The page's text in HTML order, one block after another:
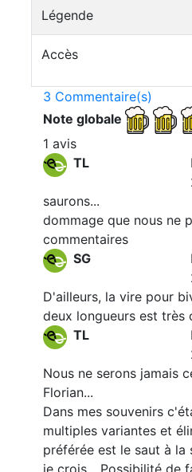
Légende
Accès
3 Commentaire(s)
Note globale
1 avis
TL
saurons...
dommage que nous ne
commentaires
SG
D'ailleurs, la vire pour
deux longueurs est très
TL
Nous ne serons jamais
Florian...
Dans mes souvenirs
multiples variantes et
préférée est le saut à la
je crois... Possibilité de